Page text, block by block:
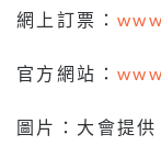
網上訂票：
官方網站：
圖片：大會提供